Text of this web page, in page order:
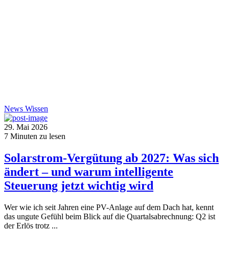
News Wissen
29. Mai 2026
7 Minuten zu lesen
Solarstrom-Vergütung ab 2027: Was sich
ändert – und warum intelligente
Steuerung jetzt wichtig wird
Wer wie ich seit Jahren eine PV-Anlage auf dem Dach hat, kennt
das ungute Gefühl beim Blick auf die Quartalsabrechnung: Q2 ist
der Erlös trotz ...